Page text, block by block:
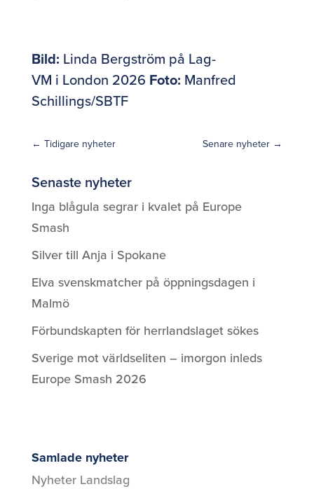
Bild: Linda Bergström på Lag-
VM i London 2026 Foto: Manfred
Schillings/SBTF
← Tidigare nyheter Senare nyheter →
Senaste nyheter
Inga blågula segrar i kvalet på Europe
Smash
Silver till Anja i Spokane
Elva svenskmatcher på öppningsdagen i
Malmö
Förbundskapten för herrlandslaget sökes
Sverige mot världseliten – imorgon inleds
Europe Smash 2026
Samlade nyheter
Nyheter Landslag